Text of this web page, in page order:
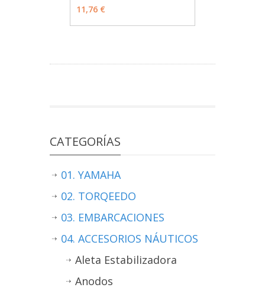
11,76 €
CATEGORÍAS
01. YAMAHA
02. TORQEEDO
03. EMBARCACIONES
04. ACCESORIOS NÁUTICOS
Aleta Estabilizadora
Anodos